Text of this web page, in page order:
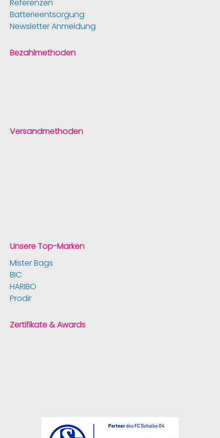
Referenzen
Batterieentsorgung
Newsletter Anmeldung
Bezahlmethoden
Versandmethoden
Unsere Top-Marken
Mister Bags
BIC
HARIBO
Prodir
Zertifikate & Awards